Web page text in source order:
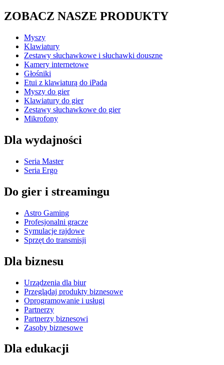
ZOBACZ NASZE PRODUKTY
Myszy
Klawiatury
Zestawy słuchawkowe i słuchawki douszne
Kamery internetowe
Głośniki
Etui z klawiaturą do iPada
Myszy do gier
Klawiatury do gier
Zestawy słuchawkowe do gier
Mikrofony
Dla wydajności
Seria Master
Seria Ergo
Do gier i streamingu
Astro Gaming
Profesjonalni gracze
Symulacje rajdowe
Sprzęt do transmisji
Dla biznesu
Urządzenia dla biur
Przeglądaj produkty biznesowe
Oprogramowanie i usługi
Partnerzy
Partnerzy biznesowi
Zasoby biznesowe
Dla edukacji